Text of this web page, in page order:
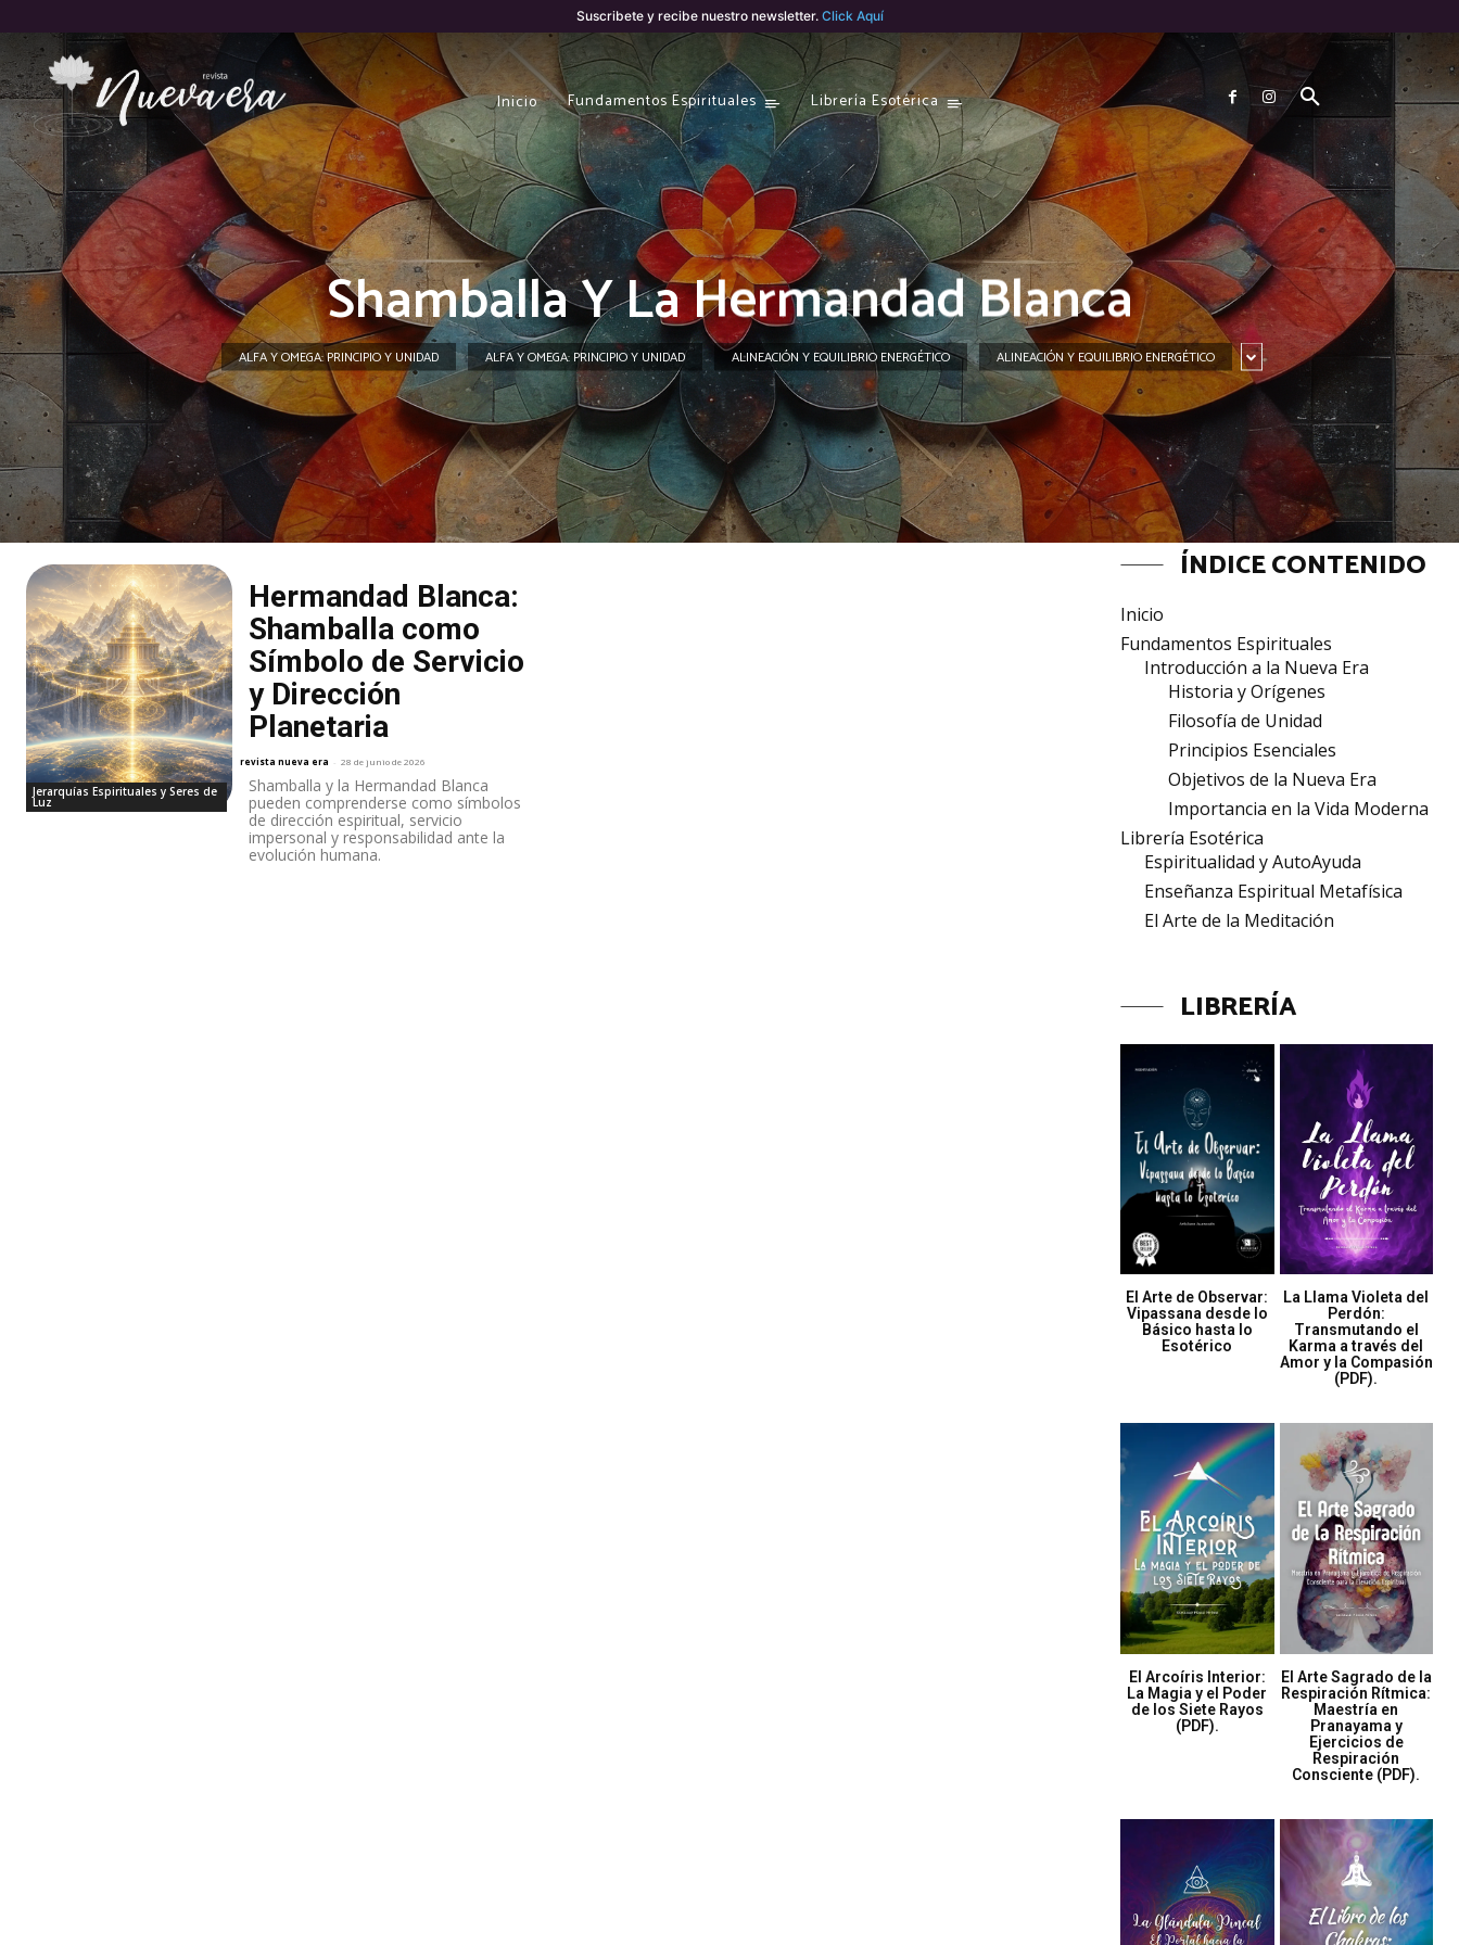
Suscribete y recibe nuestro newsletter. Click Aquí
Inicio Fundamentos Espirituales Librería Esotérica
Shamballa Y La Hermandad Blanca
ALFA Y OMEGA: PRINCIPIO Y UNIDAD ALFA Y OMEGA: PRINCIPIO Y UNIDAD ALINEACIÓN Y EQUILIBRIO ENERGÉTICO ALINEACIÓN Y EQUILIBRIO ENERGÉTICO
Jerarquías Espirituales y Seres de
Luz
Hermandad Blanca:
Shamballa como
Símbolo de Servicio
y Dirección
Planetaria
revista nueva era - 28 de junio de 2026
Shamballa y la Hermandad Blanca
pueden comprenderse como símbolos
de dirección espiritual, servicio
impersonal y responsabilidad ante la
evolución humana.
ÍNDICE CONTENIDO
Inicio
Fundamentos Espirituales
Introducción a la Nueva Era
Historia y Orígenes
Filosofía de Unidad
Principios Esenciales
Objetivos de la Nueva Era
Importancia en la Vida Moderna
Librería Esotérica
Espiritualidad y AutoAyuda
Enseñanza Espiritual Metafísica
El Arte de la Meditación
LIBRERÍA
El Arte de Observar:
Vipassana desde lo
Básico hasta lo
Esotérico
La Llama Violeta del
Perdón:
Transmutando el
Karma a través del
Amor y la Compasión
(PDF).
El Arcoíris Interior:
La Magia y el Poder
de los Siete Rayos
(PDF).
El Arte Sagrado de la
Respiración Rítmica:
Maestría en
Pranayama y
Ejercicios de
Respiración
Consciente (PDF).